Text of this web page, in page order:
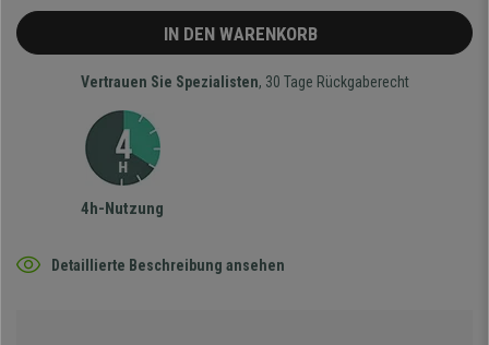
IN DEN WARENKORB
Vertrauen Sie Spezialisten, 30 Tage Rückgaberecht
4h-Nutzung
Detaillierte Beschreibung ansehen